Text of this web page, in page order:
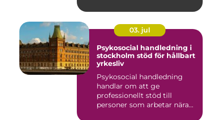
03. jul
Psykosocial handledning i
stockholm stöd för hållbart
yrkesliv
Psykosocial handledning
handlar om att ge
professionellt stöd till
personer som arbetar nära